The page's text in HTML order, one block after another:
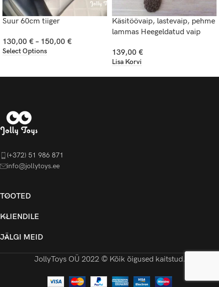
Suur 60cm tiiger
130,00 € – 150,00 €
Select Options
Käsitöövaip, lastevaip, pehme
lammas Heegeldatud vaip
139,00 €
Lisa Korvi
(+372) 51 986 871
info@jollytoys.ee
TOOTED
KLIENDILE
JÄLGI MEID
JollyToys OÜ 2022 © Kõik õigused kaitstud.